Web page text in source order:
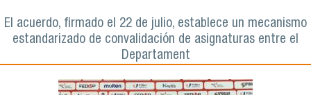
El acuerdo, firmado el 22 de julio, establece un mecanismo
estandarizado de convalidación de asignaturas entre el
Departament